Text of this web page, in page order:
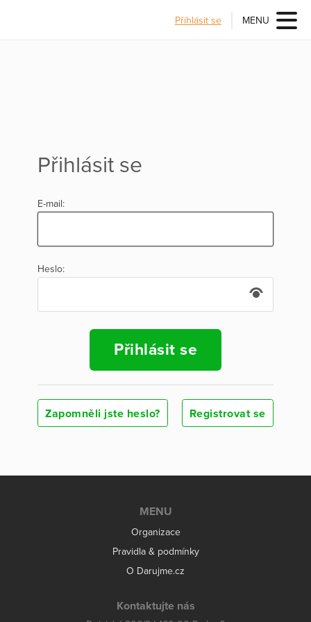
Přihlásit se MENU
Přihlásit se
E-mail:
Heslo:
Přihlásit se
Zapomněli jste heslo? Registrovat se
MENU
Organizace
Pravidla & podmínky
O Darujme.cz
Kontaktujte nás